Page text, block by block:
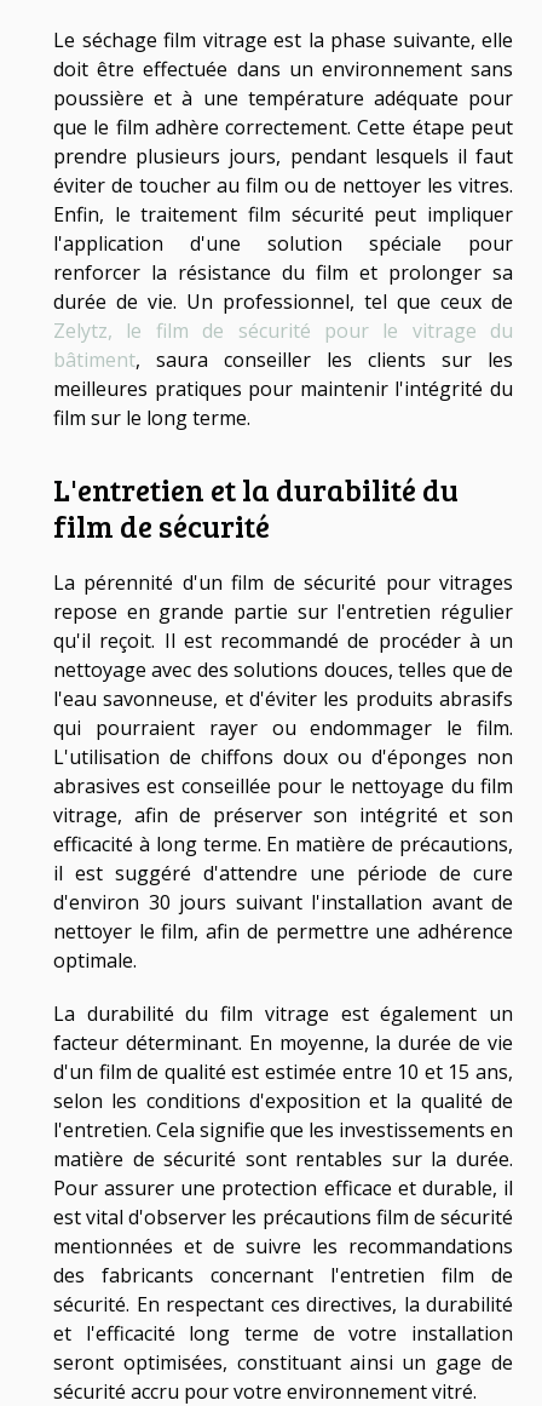
Le séchage film vitrage est la phase suivante, elle
doit être effectuée dans un environnement sans
poussière et à une température adéquate pour
que le film adhère correctement. Cette étape peut
prendre plusieurs jours, pendant lesquels il faut
éviter de toucher au film ou de nettoyer les vitres.
Enfin, le traitement film sécurité peut impliquer
l'application d'une solution spéciale pour
renforcer la résistance du film et prolonger sa
durée de vie. Un professionnel, tel que ceux de
Zelytz, le film de sécurité pour le vitrage du
bâtiment, saura conseiller les clients sur les
meilleures pratiques pour maintenir l'intégrité du
film sur le long terme.
L'entretien et la durabilité du
film de sécurité
La pérennité d'un film de sécurité pour vitrages
repose en grande partie sur l'entretien régulier
qu'il reçoit. Il est recommandé de procéder à un
nettoyage avec des solutions douces, telles que de
l'eau savonneuse, et d'éviter les produits abrasifs
qui pourraient rayer ou endommager le film.
L'utilisation de chiffons doux ou d'éponges non
abrasives est conseillée pour le nettoyage du film
vitrage, afin de préserver son intégrité et son
efficacité à long terme. En matière de précautions,
il est suggéré d'attendre une période de cure
d'environ 30 jours suivant l'installation avant de
nettoyer le film, afin de permettre une adhérence
optimale.
La durabilité du film vitrage est également un
facteur déterminant. En moyenne, la durée de vie
d'un film de qualité est estimée entre 10 et 15 ans,
selon les conditions d'exposition et la qualité de
l'entretien. Cela signifie que les investissements en
matière de sécurité sont rentables sur la durée.
Pour assurer une protection efficace et durable, il
est vital d'observer les précautions film de sécurité
mentionnées et de suivre les recommandations
des fabricants concernant l'entretien film de
sécurité. En respectant ces directives, la durabilité
et l'efficacité long terme de votre installation
seront optimisées, constituant ainsi un gage de
sécurité accru pour votre environnement vitré.